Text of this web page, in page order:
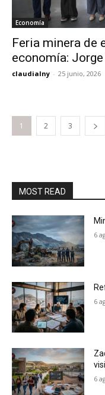
Economía
Feria minera de
economía:
claudialny - 25 junio, 2026
1 2 3
MOST READ
6
6
6